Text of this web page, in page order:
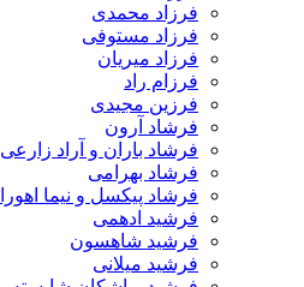
فرزاد محمدی
فرزاد مستوفی
فرزاد میریان
فرزام راد
فرزین مجیدی
فرشاد آرون
فرشاد باران و آراد زارعی
فرشاد بهرامی
فرشاد پیکسل و نیما اهورا
فرشید ادهمی
فرشید شاهسون
فرشید میلانی